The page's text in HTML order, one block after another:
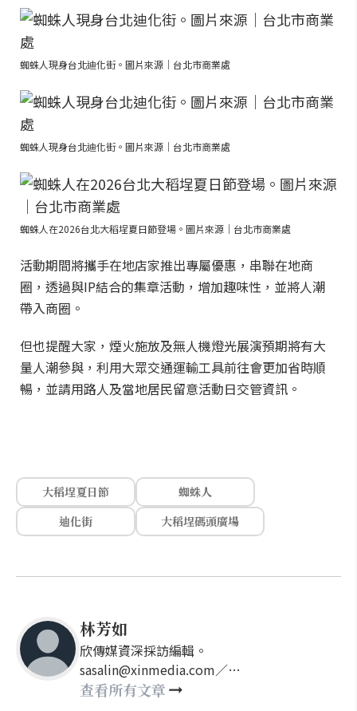
蜘蛛人現身台北迪化街。圖片來源｜台北市商業處
蜘蛛人現身台北迪化街。圖片來源｜台北市商業處
蜘蛛人在2026台北大稻埕夏日節登場。圖片來源｜台北市商業處
活動期間將攜手在地店家推出專屬優惠，串聯在地商
圈，透過與IP結合的集章活動，增加趣味性，並將人潮
帶入商圈。
但也提醒大家，煙火施放及無人機燈光展演預期將有大
量人潮參與，利用大眾交通運輸工具前往會更加省時順
暢，並請用路人及當地居民留意活動日交管資訊。
大稻埕夏日節
蜘蛛人
迪化街
大稻埕碼頭廣場
林芳如
欣傳媒資深採訪編輯。
sasalin@xinmedia.com／
happy21917@gmail.com
查看所有文章